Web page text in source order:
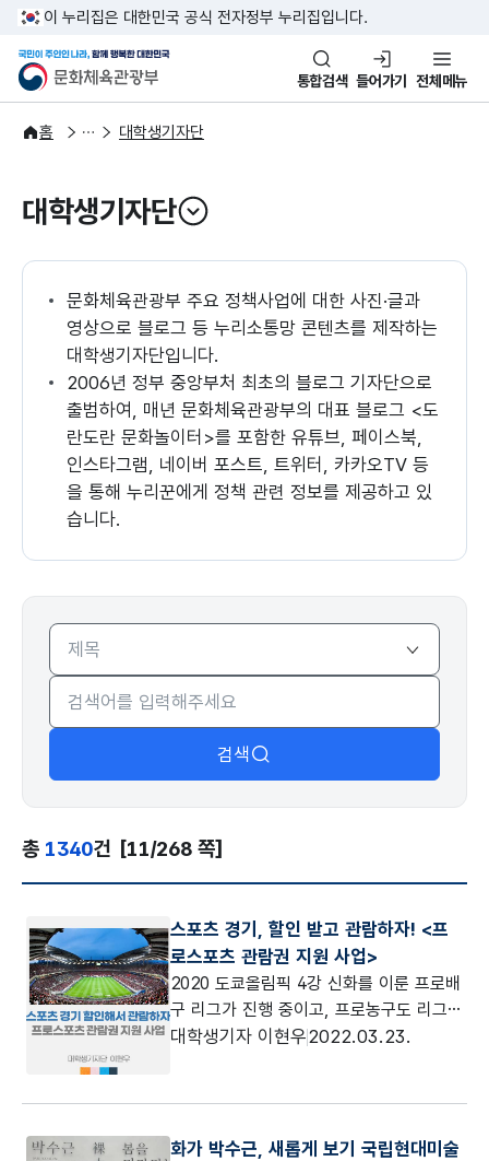
본문 바로가기
주메뉴 바로가기
이 누리집은 대한민국 공식 전자정부 누리집입니다.
문화체육관광부
국민이 주인인 나라, 함께 행복
통합검색 들어가기 전체메뉴
홈
주요정책
정책소통 대학생기자단
대학생기자단
열기
문화체육관광부 주요 정책사업에 대한 사진·글과
영상으로 블로그 등 누리소통망 콘텐츠를 제작하는
대학생기자단입니다.
2006년 정부 중앙부처 최초의 블로그 기자단으로
출범하여, 매년 문화체육관광부의 대표 블로그 <도
란도란 문화놀이터>를 포함한 유튜브, 페이스북,
인스타그램, 네이버 포스트, 트위터, 카카오TV 등
을 통해 누리꾼에게 정책 관련 정보를 제공하고 있
습니다.
검색
총 1340건 [11/268 쪽]
스포츠 경기, 할인 받고 관람하자! <프
로스포츠 관람권 지원 사업>
2020 도쿄올림픽 4강 신화를 이룬 프로배
구 리그가 진행 중이고, 프로농구도 리그
막바지로 향하고 있다. 얼마 전 프로축구가
소개한다.
대학생기자 이현우2022.03.23.
화가 박수근, 새롭게 보기 국립현대미술